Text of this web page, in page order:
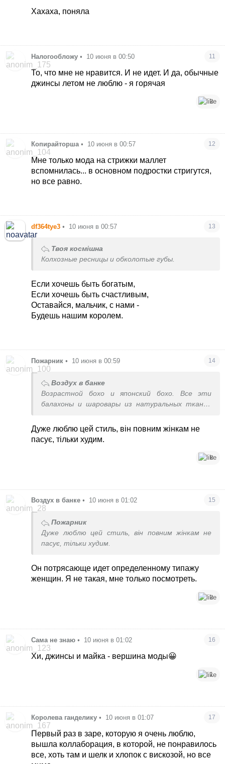
Хахаха, поняла
Налогообложу • 10 июня в 00:50 11
То, что мне не нравится. И не идет. И да, обычные
джинсы летом не люблю - я горячая
3
Копирайторша • 10 июня в 00:57 12
Мне только мода на стрижки маллет
вспомнилась... в основном подростки стригутся,
но все равно.
df364tye3 • 10 июня в 00:57 13
Твоя космішна
Колхозные ресницы и обколотые губы.
Если хочешь быть богатым,
Если хочешь быть счастливым,
Оставайся, мальчик, с нами -
Будешь нашим королем.
Пожарник • 10 июня в 00:59 14
Воздух в банке
Возрастной бохо и японский бохо. Все эти
балахоны и шаровары из натуральных тканей
интересно рассматривать, но мне не
представляю.
Дуже люблю цей стиль, він повним жінкам не
пасує, тільки худим.
8
Воздух в банке • 10 июня в 01:02 15
Пожарник
Дуже люблю цей стиль, він повним жінкам не
пасує, тільки худим.
Он потрясающе идет определенному типажу
женщин. Я не такая, мне только посмотреть.
3
Сама не знаю • 10 июня в 01:02 16
Хи, джинсы и майка - вершина моды😀
1
Королева ганделику • 10 июня в 01:07 17
Первый раз в заре, которую я очень люблю,
вышла коллаборация, в которой, не понравилось
все, хоть там и шелк и хлопок с вискозой, но все